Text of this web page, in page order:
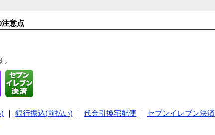
注意点
銀行振込(前払い) 代金引換宅配便
セブンイレブン決済